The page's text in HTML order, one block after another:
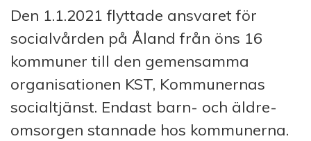
Den 1.1.2021 flyttade ansvaret för
social­vården på Åland från öns 16
kommuner till den gemensamma
organisationen KST, Kommunernas
socialtjänst. Endast barn- och äldre­
omsorgen stannade hos kommunerna.